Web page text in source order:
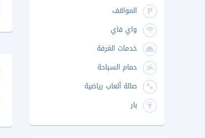
المواقف
واي فاي
خدمات الغرفة
حمام السباحة
صالة ألعاب رياضية
بار